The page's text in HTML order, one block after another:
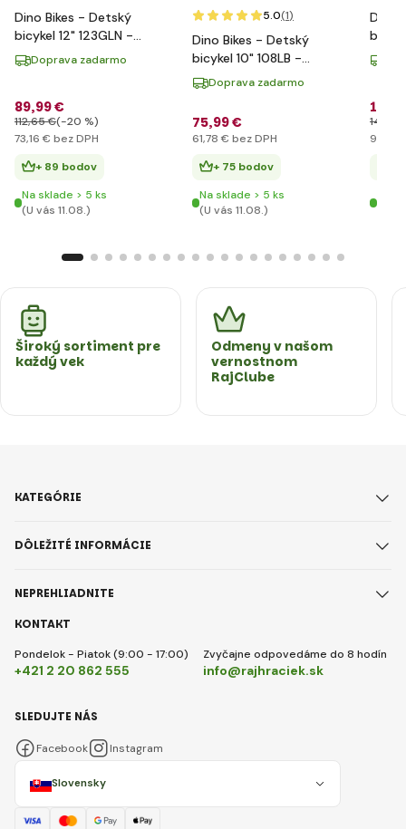
Dino Bikes - Detský
bicykel 12" 123GLN -
červený 2014
Doprava zadarmo
89,99 €
112,65 €(-20 %)
73,16 € bez DPH
+ 89 bodov
Na sklade > 5 ks
(U vás 11.08.)
5.0(1)
Dino Bikes - Detský
bicykel 10" 108LB -
modrý 2017
Doprava zadarmo
75,99 €
61,78 € bez DPH
+ 75 bodov
Na sklade > 5 ks
(U vás 11.08.)
Dino
115
142
94
Široký sortiment pre
každý vek
Odmeny v našom
vernostnom
RajClube
KONTAKT
Pondelok - Piatok (9:00 - 17:00)
+421 2 20 862 555
Zvyčajne odpovedáme do 8 hodín
info@rajhraciek.sk
KATEGÓRIE
DÔLEŽITÉ INFORMÁCIE
NEPREHLIADNITE
Slovensky
SLEDUJTE NÁS
Facebook Instagram